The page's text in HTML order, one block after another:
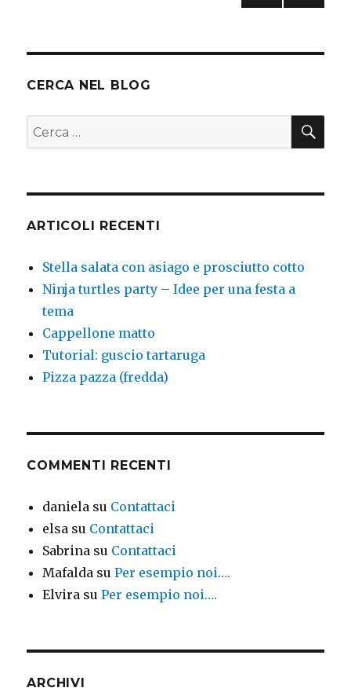
articoli
ESSI
CERCA NEL BLOG
Cerca:
ARTICOLI RECENTI
Stella salata con asiago e prosciutto cotto
Ninja turtles party – Idee per una festa a
tema
Cappellone matto
Tutorial: guscio tartaruga
Pizza pazza (fredda)
COMMENTI RECENTI
daniela su Contattaci
elsa su Contattaci
Sabrina su Contattaci
Mafalda suPer esempio noi….
Elvira suPer esempio noi….
ARCHIVI